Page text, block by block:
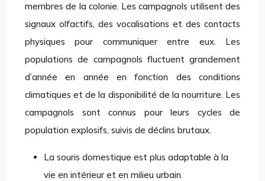
membres de la colonie. Les campagnols utilisent des
signaux olfactifs, des vocalisations et des contacts
physiques pour communiquer entre eux. Les
populations de campagnols fluctuent grandement
d’année en année en fonction des conditions
climatiques et de la disponibilité de la nourriture. Les
campagnols sont connus pour leurs cycles de
population explosifs, suivis de déclins brutaux.
La souris domestique est plus adaptable à la
vie en intérieur et en milieu urbain.